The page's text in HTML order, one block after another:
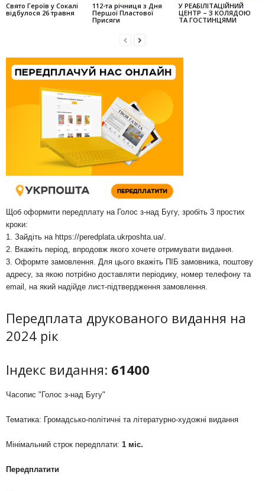
Свято Героїв у Сокалі
відбулося 26 травня
112-та річниця з Дня
Першої Пластової
Присяги
У РЕАБІЛІТАЦІЙНИЙ
ЦЕНТР – З КОЛЯДОЮ
ТА ГОСТИНЦЯМИ
Щоб оформити передплату на Голос з-над Бугу, зробіть 3 простих
кроки:
1. Зайдіть на https://peredplata.ukrposhta.ua/
2. Вкажіть період, впродовж якого хочете отримувати видання.
3. Оформте замовлення. Для цього вкажіть ПІБ замовника, поштову
адресу, за якою потрібно доставляти періодику, номер телефону та
email, на який надійде лист-підтвердження замовлення.
Передплата друкованого видання на
2024 рік
Індекс видання: 61400
Часопис "Голос з-над Бугу"
Тематика: Громадсько-політичні та літературно-художні видання
Мінімальний строк передплати: 1 міс.
Передплатити